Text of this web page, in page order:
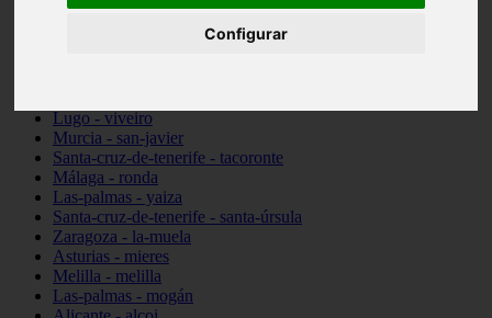
Configurar
Cantabria - val-de-san-vicente
Lugo - viveiro
Murcia - san-javier
Santa-cruz-de-tenerife - tacoronte
Málaga - ronda
Las-palmas - yaiza
Santa-cruz-de-tenerife - santa-úrsula
Zaragoza - la-muela
Asturias - mieres
Melilla - melilla
Las-palmas - mogán